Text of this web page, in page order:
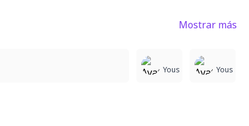
Mostrar más
Yous Yous